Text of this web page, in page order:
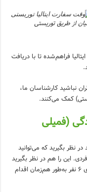
از طریق توریستی
فراهم‌شده تا با دریافت
نباشید کارشناسان ما،
کمک می‌کنند.
(فمیلی
در نظر بگیرید که می‌توانید
این را هم در نظر بگیرید
که اگر از طریق ویزا متریک اقدام کنید می‌توانید برای 6 نفر به‌طور هم‌زمان اقدام